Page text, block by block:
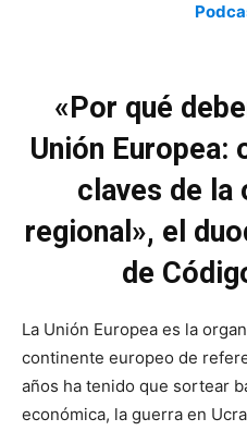
«Por qué
Unión Europea:
claves de la
regional», el
de
La Unión Europea es la
continente europeo de
años ha tenido que sortear
económica, la guerra en